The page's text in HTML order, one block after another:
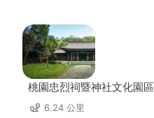
桃園忠烈祠暨神社文化園區
6.24 公里